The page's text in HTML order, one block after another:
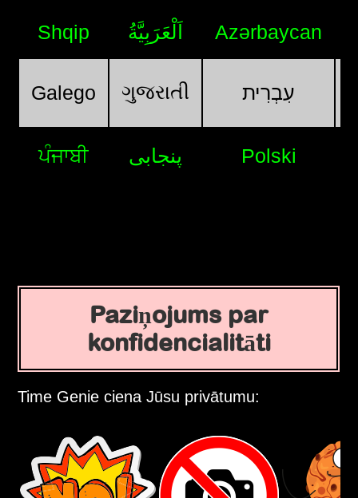
Shqip اَلْعَرَبِيَّةُ Azərbaycan
Galego ગુજરાતી עִבְרִית
ਪੰਜਾਬੀ پنجابی Polski
Paziņojums par
konfidencialitāti
Time Genie ciena Jūsu privātumu: